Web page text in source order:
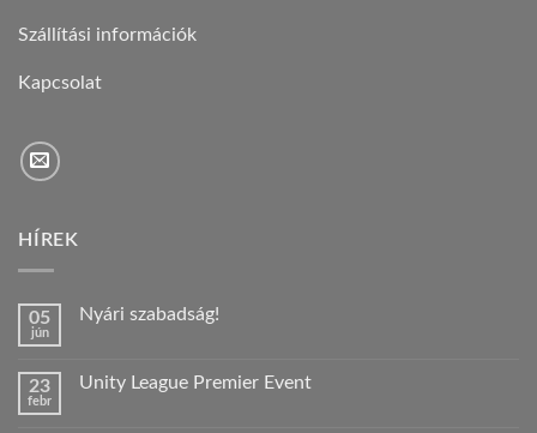
Szállítási információk
Kapcsolat
HÍREK
05
jún
Nyári szabadság!
Nyári
23
febr
Unity League Premier Event